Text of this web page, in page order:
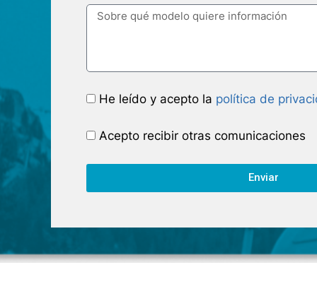
He leído y acepto la política de
Acepto recibir otras comunicaciones
Enviar